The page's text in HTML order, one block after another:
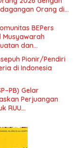
Orang di
BEPers
Musyawarah
dan
Riset di seluruh
Pionir/Pendiri
di Indonesia
Gelar
Perjuangan
RUU